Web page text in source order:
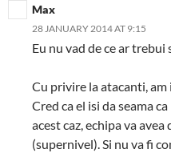
Max
28 JANUARY 2014 AT 9:15
Eu nu vad de ce ar trebui
Cu privire la atacanti, am
Cred ca el isi da seama
acest caz, echipa va
(supernivel). Si nu va fi